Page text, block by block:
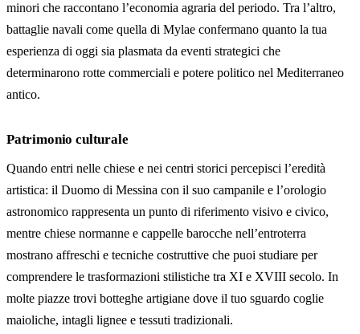
minori che raccontano l’economia agraria del periodo. Tra l’altro,
battaglie navali come quella di Mylae confermano quanto la tua
esperienza di oggi sia plasmata da eventi strategici che
determinarono rotte commerciali e potere politico nel Mediterraneo
antico.
Patrimonio culturale
Quando entri nelle chiese e nei centri storici percepisci l’eredità
artistica: il Duomo di Messina con il suo campanile e l’orologio
astronomico rappresenta un punto di riferimento visivo e civico,
mentre chiese normanne e cappelle barocche nell’entroterra
mostrano affreschi e tecniche costruttive che puoi studiare per
comprendere le trasformazioni stilistiche tra XI e XVIII secolo. In
molte piazze trovi botteghe artigiane dove il tuo sguardo coglie
maioliche, intagli lignee e tessuti tradizionali.